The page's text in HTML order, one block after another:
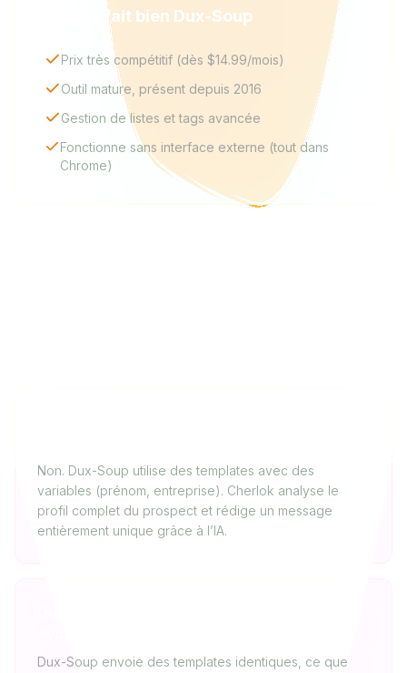
Ce que fait bien Dux-Soup
Prix très compétitif (dès $14.99/mois)
Outil mature, présent depuis 2016
Gestion de listes et tags avancée
Fonctionne sans interface externe (tout dans
Chrome)
Non. Dux-Soup utilise des templates avec des
variables (prénom, entreprise). Cherlok analyse le
profil complet du prospect et rédige un message
entièrement unique grâce à l’IA.
Dux-Soup envoie des templates identiques, ce que